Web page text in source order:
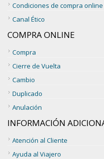
Condiciones de compra online
Canal Ético
COMPRA ONLINE
Compra
Cierre de Vuelta
Cambio
Duplicado
Anulación
INFORMACIÓN
Atención al Cliente
Ayuda al Viajero